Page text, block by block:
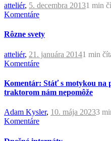
atteliér, 5. decembra 20131 min
Komentáre
Rôzne svety
atteliér, 21. januára 20141 min
Komentáre
Komentár: Stáť s motykou na
traktorom nám nepomôže
Adam Kysler, 10. mája 20233
Komentáre